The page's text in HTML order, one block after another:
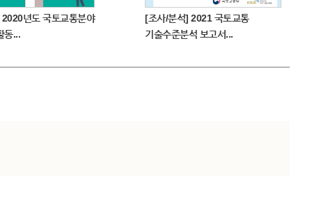
년도 국토교통분야
동...
[조사/분석] 2021 국토교통
기술수준분석 보고서...